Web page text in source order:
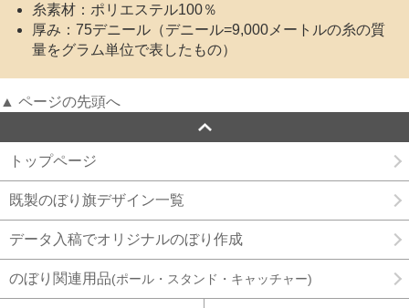
糸素材：ポリエステル100％
厚み：75デニール（デニール=9,000メートルの糸の質
量をグラム単位で表したもの）
▲ ページの先頭へ
トップページ
既製のぼり旗デザイン一覧
データ入稿でオリジナルのぼり作成
のぼり関連用品(ポール・スタンド・キャッチャー)